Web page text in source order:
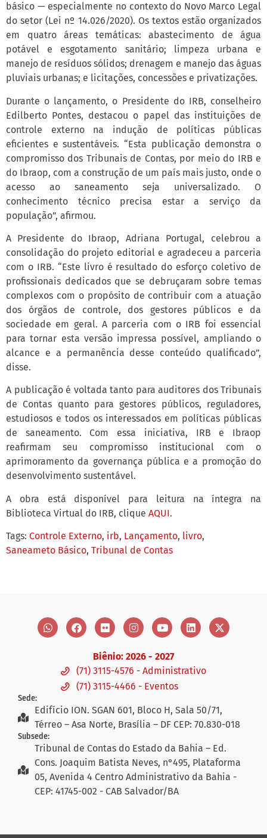
básico — especialmente no contexto do Novo Marco Legal
do setor (Lei nº 14.026/2020). Os textos estão organizados
em quatro áreas temáticas: abastecimento de água
potável e esgotamento sanitário; limpeza urbana e
manejo de resíduos sólidos; drenagem e manejo das águas
pluviais urbanas; e licitações, concessões e privatizações.
Durante o lançamento, o Presidente do IRB, conselheiro
Edilberto Pontes, destacou o papel das instituições de
controle externo na indução de políticas públicas
eficientes e sustentáveis. “Esta publicação demonstra o
compromisso dos Tribunais de Contas, por meio do IRB e
do Ibraop, com a construção de um país mais justo, onde o
acesso ao saneamento seja universalizado. O
conhecimento técnico precisa estar a serviço da
população”, afirmou.
A Presidente do Ibraop, Adriana Portugal, celebrou a
consolidação do projeto editorial e agradeceu a parceria
com o IRB. “Este livro é resultado do esforço coletivo de
profissionais dedicados que se debruçaram sobre temas
complexos com o propósito de contribuir com a atuação
dos órgãos de controle, dos gestores públicos e da
sociedade em geral. A parceria com o IRB foi essencial
para tornar esta versão impressa possível, ampliando o
alcance e a permanência desse conteúdo qualificado”,
disse.
A publicação é voltada tanto para auditores dos Tribunais
de Contas quanto para gestores públicos, reguladores,
estudiosos e todos os interessados em políticas públicas
de saneamento. Com essa iniciativa, IRB e Ibraop
reafirmam seu compromisso institucional com o
aprimoramento da governança pública e a promoção do
desenvolvimento sustentável.
A obra está disponível para leitura na íntegra na
Biblioteca Virtual do IRB, clique AQUI.
Tags: Controle Externo, irb, Lançamento, livro,
Saneameto Básico, Tribunal de Contas
Biênio: 2026 - 2027
(71) 3115-4576 - Administrativo
(71) 3115-4466 - Eventos
Sede:
Edifício ION. SGAN 601, Bloco H, Sala 50/71,
Térreo – Asa Norte, Brasília – DF CEP: 70.830-018
Subsede:
Tribunal de Contas do Estado da Bahia – Ed.
Cons. Joaquim Batista Neves, n°495, Plataforma
05, Avenida 4 Centro Administrativo da Bahia -
CEP: 41745-002 - CAB Salvador/BA